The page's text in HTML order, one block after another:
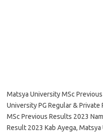
Matsya University MSc
University PG Regular &
MSc Previous Results 2023
Result 2023 Kab Ayega,